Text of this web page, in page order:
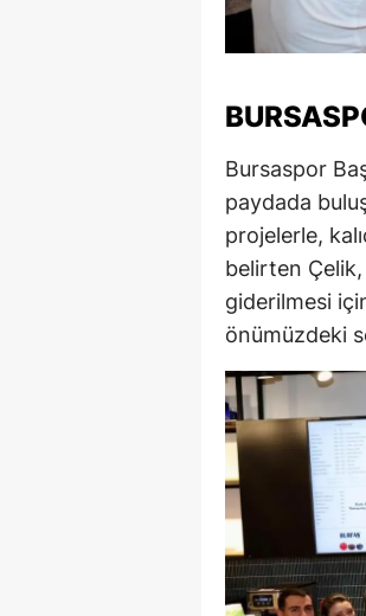
Bursaspor
paydada
projelerle,
belirten
giderilmesi
önümüzdeki